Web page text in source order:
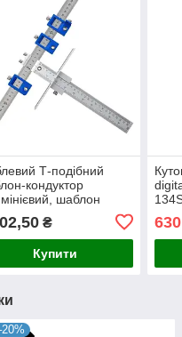
Т-подібний
кондуктор
шаблон
під фурнітуру 5мм
₴
Купити
630